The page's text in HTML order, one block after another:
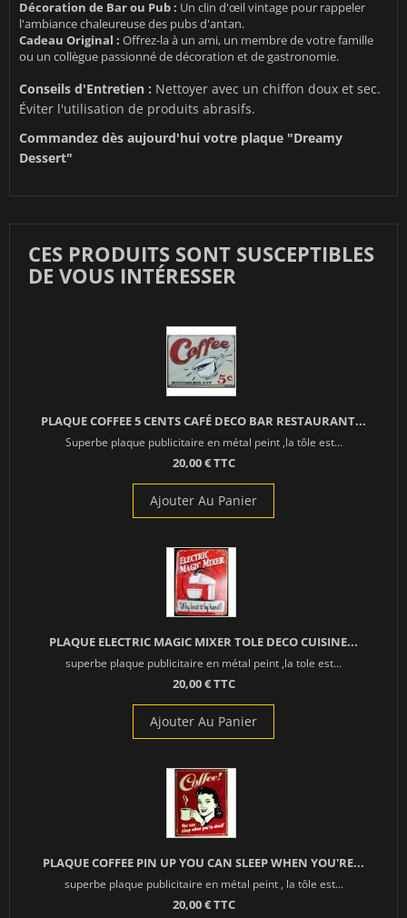
Décoration de Bar ou Pub : Un clin d'œil vintage pour rappeler
l'ambiance chaleureuse des pubs d'antan.
Cadeau Original : Offrez-la à un ami, un membre de votre famille
ou un collègue passionné de décoration et de gastronomie.
Conseils d'Entretien : Nettoyer avec un chiffon doux et sec.
Éviter l'utilisation de produits abrasifs.
Commandez dès aujourd'hui votre plaque "Dreamy
Dessert"
CES PRODUITS SONT SUSCEPTIBLES
DE VOUS INTÉRESSER
PLAQUE COFFEE 5 CENTS CAFÉ DECO BAR RESTAURANT...
Superbe plaque publicitaire en métal peint ,la tôle est...
20,00 € TTC
Ajouter Au Panier
PLAQUE ELECTRIC MAGIC MIXER TOLE DECO CUISINE...
superbe plaque publicitaire en métal peint ,la tole est...
20,00 € TTC
Ajouter Au Panier
PLAQUE COFFEE PIN UP YOU CAN SLEEP WHEN YOU'RE...
superbe plaque publicitaire en métal peint , la tôle est...
20,00 € TTC